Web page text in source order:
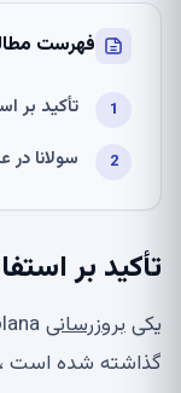
فهرست
تأکید بر
سولانا در
تأکید بر
یکیبروزرسانی